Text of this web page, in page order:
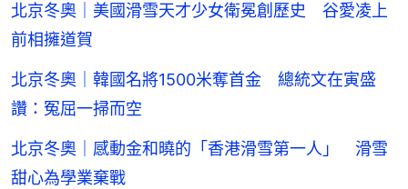
北京冬奧｜美國滑雪天才少女衛冕創歷史 谷愛凌上
前相擁道賀
北京冬奧｜韓國名將1500米奪首金 總統文在寅盛
讚：冤屈一掃而空
北京冬奧｜感動金和曉的「香港滑雪第一人」 滑雪
甜心為學業棄戰